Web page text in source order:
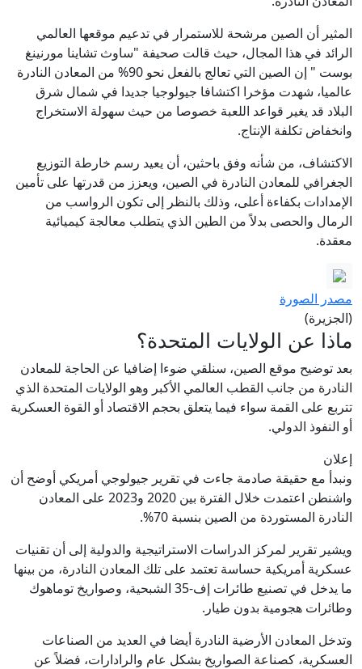
المثير أن الصين مرشحة للاستمرار في تدعيم موقعها العالمي
الرائد في هذا المجال، حيث قالت صحيفة "ساوث تشاينا مورنينغ
بوست " إن الصين التي تعالج بالفعل نحو 90% من المعادن النادرة
عالميا، شهدت مؤخرا اكتشافا جيولوجيا جديدا في شمال شرق
البلاد قد يغير قواعد اللعبة خصوصا من حيث سهولة الاستخراج
وانخفاض تكلفة الإنتاج.
الاكتشاف، من شأنه وفق باحثين، أن يعيد رسم خارطة التوزيع
الجغرافي للمعادن النادرة في الصين، ويعزز من قدرتها على تأمين
الإمدادات بكفاءة أعلى، وذلك بالنظر إلى تكون الرواسب من
الرمال والحصى بدلاً من الطين الذي يتطلب معالجة كيميائية
معقدة.
مصدر الصورة
(الجزيرة)
ماذا عن الولايات المتحدة؟
بعد توضيح موقع الصين، سنلقي ضوءا إضافيا عن الحاجة للمعادن
النادرة من جانب القطب العالمي الأكبر وهو الولايات المتحدة الذي
تتربع على القمة سواء فيما يتعلق بحجم الاقتصاد أو القوة العسكرية
أو النفوذ الدولي.
إعلان
ونبدأ مع حقيقة صادمة جاءت في تقرير جيولوجي أمريكي أوضح أن
واشنطن اعتمدت خلال الفترة بين 2020 و2023 على المعادن
النادرة المستوردة من الصين بنسبة 70%.
ويشير تقرير لمركز الدراسات الاستراتيجية والدولية إلى أن تقنيات
عسكرية أمريكية حساسة تعتمد على تلك المعادن النادرة، من بينها
ما يدخل في تصنيع طائرات إف-35 الشبحية، وصواريخ توماهوك
وطائرات هجومية بدون طيار.
وتدخل المعادن الأرضية النادرة أيضا في العديد من الصناعات
العسكرية، كصناعة الصواريخ بشكل عام والرادارات، فضلاً عن